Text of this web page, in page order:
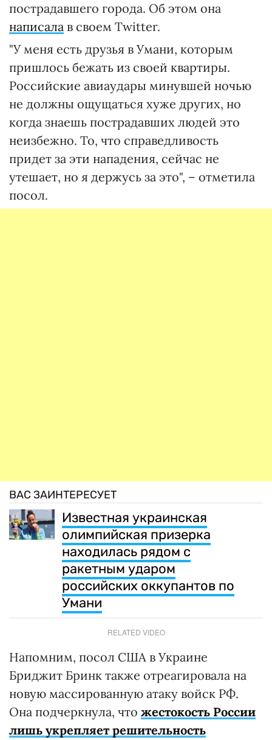
пострадавшего города. Об этом она
написала в своем Twitter.
"У меня есть друзья в Умани, которым
пришлось бежать из своей квартиры.
Российские авиаудары минувшей ночью
не должны ощущаться хуже других, но
когда знаешь пострадавших людей это
неизбежно. То, что справедливость
придет за эти нападения, сейчас не
утешает, но я держусь за это", – отметила
посол.
ВАС ЗАИНТЕРЕСУЕТ
Известная украинская
олимпийская призерка
находилась рядом с
ракетным ударом
российских оккупантов по
Умани
RELATED VIDEO
Напомним, посол США в Украине
Бриджит Бринк также отреагировала на
новую массированную атаку войск РФ.
Она подчеркнула, что жестокость России
лишь укрепляет решительность